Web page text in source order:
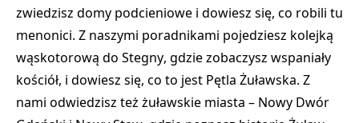
zwiedzisz domy podcieniowe i dowiesz się, co robili tu
menonici. Z naszymi poradnikami pojedziesz kolejką
wąskotorową do Stegny, gdzie zobaczysz wspaniały
kościół, i dowiesz się, co to jest Pętla Żuławska. Z
nami odwiedzisz też żuławskie miasta – Nowy Dwór